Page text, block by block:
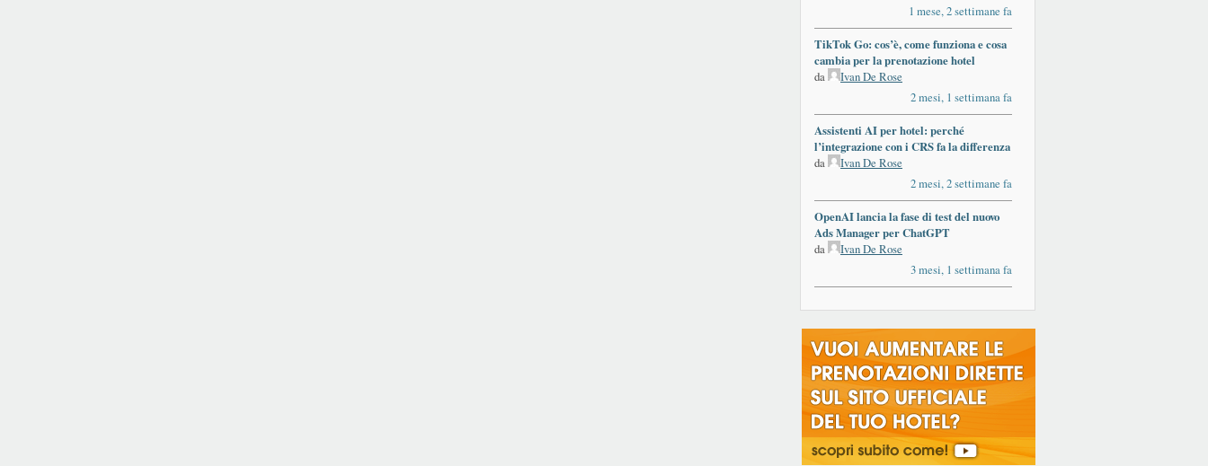
1 mese, 2 settimane fa
TikTok Go: cos’è, come funziona e cosa
cambia per la prenotazione hotel
da
Ivan De Rose
2 mesi, 1 settimana fa
Assistenti AI per hotel: perché
l’integrazione con i CRS fa la differenza
da
Ivan De Rose
2 mesi, 2 settimane fa
OpenAI lancia la fase di test del nuovo
Ads Manager per ChatGPT
da
Ivan De Rose
3 mesi, 1 settimana fa